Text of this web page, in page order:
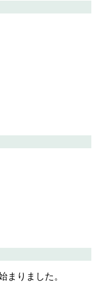
まりました。